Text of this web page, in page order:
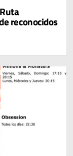
reconocidos